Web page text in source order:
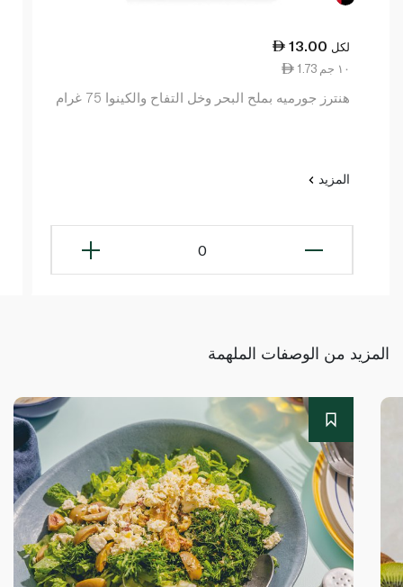
13.00 لكل
1.73 ١٠ جم
هنترز جورميه بملح البحر وخل التفاح والكينوا 75 غرام
المزيد
0
المزيد من الوصفات الملهمة